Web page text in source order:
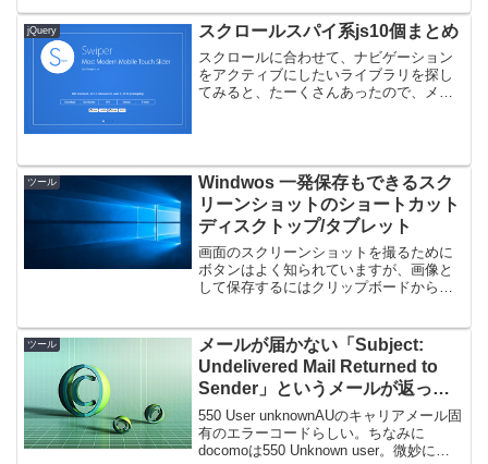
ーがいっぱいあったのでそれだと面倒く
さい。そこで一...
jQuery スクロールスパイ系js10個まとめ
スクロールに合わせて、ナビゲーション
をアクティブにしたいライブラリを探し
てみると、たーくさんあったので、メ
モ：サブメ...
ツール
Windwos 一発保存もできるスク
リーンショットのショートカット
ディスクトップ/タブレット
画面のスクリーンショットを撮るために
ボタンはよく知られていますが、画像と
して保存するにはクリップボードからペ
知った技では他にもショートカットキー
が用意されていたのでご紹介。...
ツール
メールが届かない「Subject:
Undelivered Mail Returned to
Sender」というメールが返って
きたら
550 User unknownAUのキャリアメール固
有のエラーコードらしい。ちなみに
docomoは550 Unknown user。微妙に違